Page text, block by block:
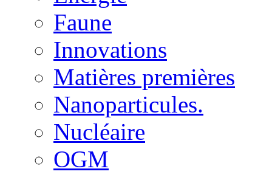
Faune
Innovations
Matières premières
Nanoparticules.
Nucléaire
OGM